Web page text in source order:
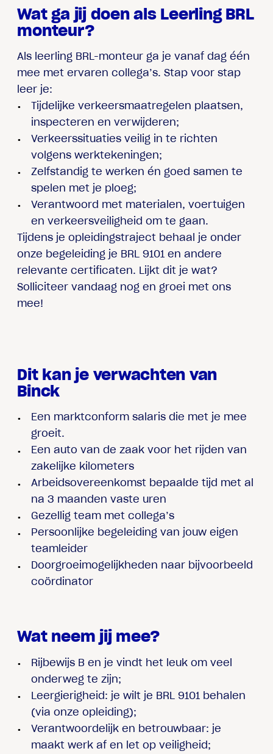
Wat ga jij doen als Leerling BRL
monteur?
Als leerling BRL-monteur ga je vanaf dag één
mee met ervaren collega’s. Stap voor stap
leer je:
Tijdelijke verkeersmaatregelen plaatsen,
inspecteren en verwijderen;
Verkeerssituaties veilig in te richten
volgens werktekeningen;
Zelfstandig te werken én goed samen te
spelen met je ploeg;
Verantwoord met materialen, voertuigen
en verkeersveiligheid om te gaan.
Tijdens je opleidingstraject behaal je onder
onze begeleiding je BRL 9101 en andere
relevante certificaten. Lijkt dit je wat?
Solliciteer vandaag nog en groei met ons
mee!
Dit kan je verwachten van
Binck
Een marktconform salaris die met je mee
groeit.
Een auto van de zaak voor het rijden van
zakelijke kilometers
Arbeidsovereenkomst bepaalde tijd met al
na 3 maanden vaste uren
Gezellig team met collega’s
Persoonlijke begeleiding van jouw eigen
teamleider
Doorgroeimogelijkheden naar bijvoorbeeld
coördinator
Wat neem jij mee?
Rijbewijs B en je vindt het leuk om veel
onderweg te zijn;
Leergierigheid: je wilt je BRL 9101 behalen
(via onze opleiding);
Verantwoordelijk en betrouwbaar: je
maakt werk af en let op veiligheid;